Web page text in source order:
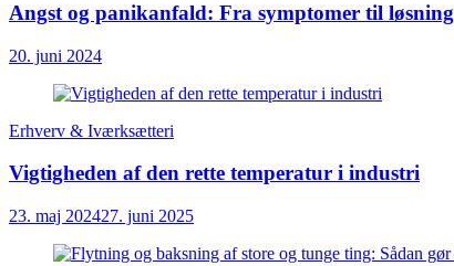
Angst og panikanfald: Fra symptomer til løsning
20. juni 2024
Erhverv & Iværksætteri
Vigtigheden af den rette temperatur i industri
23. maj 202427. juni 2025